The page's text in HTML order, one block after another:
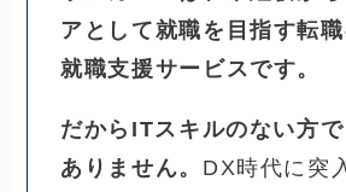
アとして就職を目指す転
就職支援サービスです。
だからITスキルのない方
ありません。 DX時代に突